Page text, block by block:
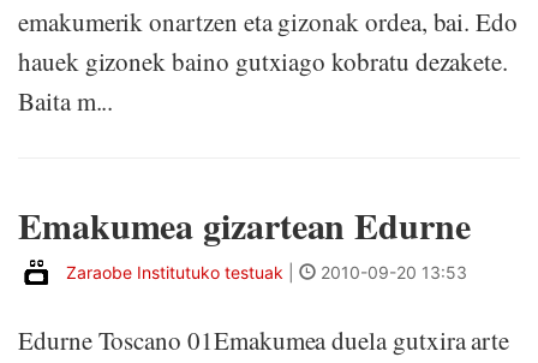
emakumerik onartzen eta gizonak ordea, bai. Edo
hauek gizonek baino gutxiago kobratu dezakete.
Baita m...
Emakumea gizartean Edurne
Zaraobe Institutuko testuak 2010-09-20 13:53
Edurne Toscano 01Emakumea duela gutxira arte